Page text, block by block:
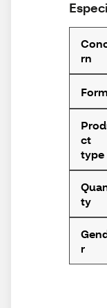
rn
Form
ct
type
ty
r